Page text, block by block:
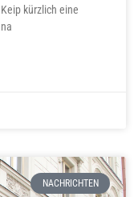
kürzlich eine
NACHRICHTEN